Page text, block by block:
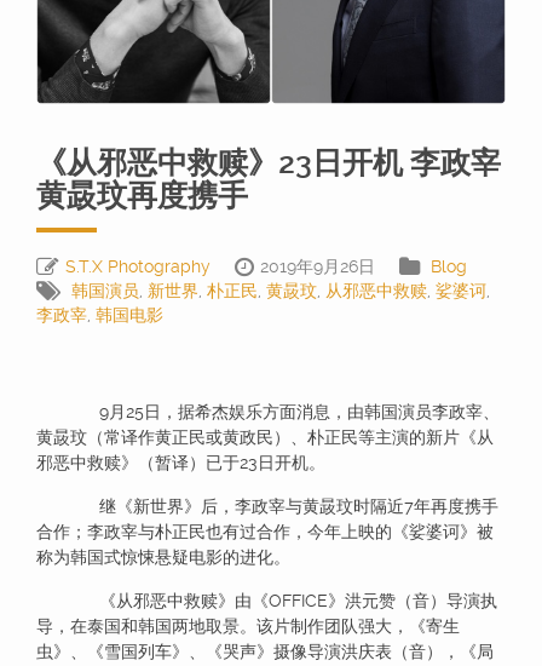
《从邪恶中救赎》23日开机 李政宰
黄晸玟再度携手
S.T.X Photography 2019年9月26日
Blog
韩国演员 新世界 朴正民 黄晸玟 从邪恶中救赎 娑婆诃
李政宰 韩国电影
9月25日，据希杰娱乐方面消息，由韩国演员李政宰、
黄晸玟（常译作黄正民或黄政民）、朴正民等主演的新片《从
邪恶中救赎》（暂译）已于23日开机。
继《新世界》后，李政宰与黄晸玟时隔近7年再度携手
合作；李政宰与朴正民也有过合作，今年上映的《娑婆诃》被
称为韩国式惊悚悬疑电影的进化。
《从邪恶中救赎》由《OFFICE》洪元赞（音）导演执
导，在泰国和韩国两地取景。该片制作团队强大，《寄生
虫》、《雪国列车》、《哭声》摄像导演洪庆表（音），《局